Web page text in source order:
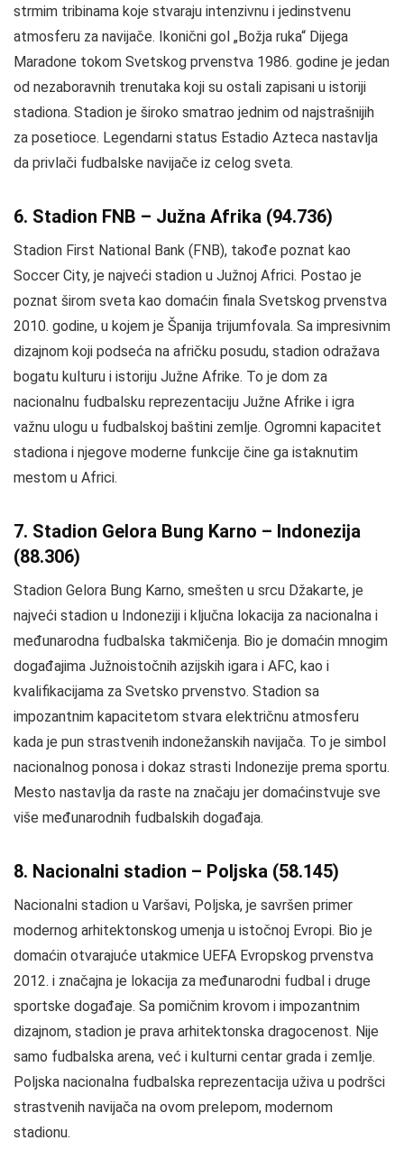
strmim tribinama koje stvaraju intenzivnu i jedinstvenu
atmosferu za navijače. Ikonični gol „Božja ruka“ Dijega
Maradone tokom Svetskog prvenstva 1986. godine je jedan
od nezaboravnih trenutaka koji su ostali zapisani u istoriji
stadiona. Stadion je široko smatrao jednim od najstrašnijih
za posetioce. Legendarni status Estadio Azteca nastavlja
da privlači fudbalske navijače iz celog sveta.
6. Stadion FNB – Južna Afrika (94.736)
Stadion First National Bank (FNB), takođe poznat kao
Soccer City, je najveći stadion u Južnoj Africi. Postao je
poznat širom sveta kao domaćin finala Svetskog prvenstva
2010. godine, u kojem je Španija trijumfovala. Sa impresivnim
dizajnom koji podseća na afričku posudu, stadion odražava
bogatu kulturu i istoriju Južne Afrike. To je dom za
nacionalnu fudbalsku reprezentaciju Južne Afrike i igra
važnu ulogu u fudbalskoj baštini zemlje. Ogromni kapacitet
stadiona i njegove moderne funkcije čine ga istaknutim
mestom u Africi.
7. Stadion Gelora Bung Karno – Indonezija
(88.306)
Stadion Gelora Bung Karno, smešten u srcu Džakarte, je
najveći stadion u Indoneziji i ključna lokacija za nacionalna i
međunarodna fudbalska takmičenja. Bio je domaćin mnogim
događajima Južnoistočnih azijskih igara i AFC, kao i
kvalifikacijama za Svetsko prvenstvo. Stadion sa
impozantnim kapacitetom stvara električnu atmosferu
kada je pun strastvenih indonežanskih navijača. To je simbol
nacionalnog ponosa i dokaz strasti Indonezije prema sportu.
Mesto nastavlja da raste na značaju jer domaćinstvuje sve
više međunarodnih fudbalskih događaja.
8. Nacionalni stadion – Poljska (58.145)
Nacionalni stadion u Varšavi, Poljska, je savršen primer
modernog arhitektonskog umenja u istočnoj Evropi. Bio je
domaćin otvarajuće utakmice UEFA Evropskog prvenstva
2012. i značajna je lokacija za međunarodni fudbal i druge
sportske događaje. Sa pomičnim krovom i impozantnim
dizajnom, stadion je prava arhitektonska dragocenost. Nije
samo fudbalska arena, već i kulturni centar grada i zemlje.
Poljska nacionalna fudbalska reprezentacija uživa u podršci
strastvenih navijača na ovom prelepom, modernom
stadionu.